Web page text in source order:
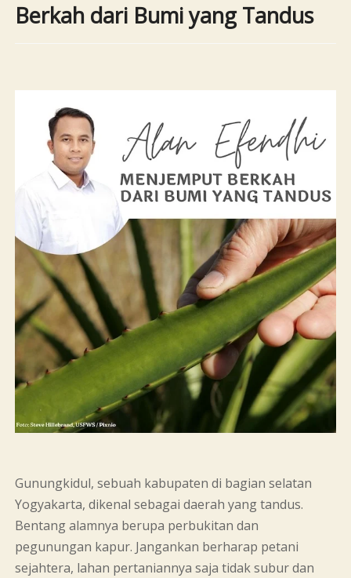
Berkah dari Bumi yang Tandus
Gunungkidul, sebuah kabupaten di bagian selatan
Yogyakarta, dikenal sebagai daerah yang tandus.
Bentang alamnya berupa perbukitan dan
pegunungan kapur. Jangankan berharap petani
sejahtera, lahan pertaniannya saja tidak subur dan